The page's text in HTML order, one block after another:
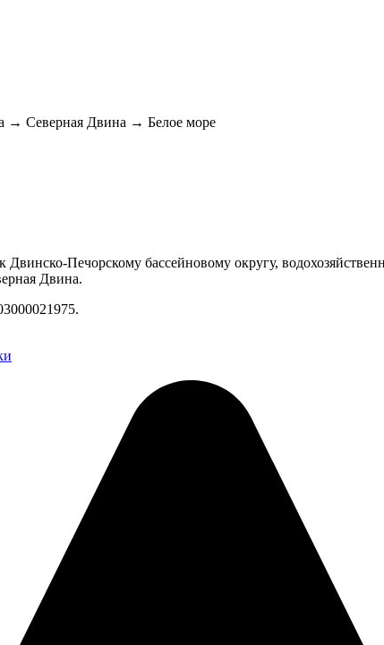
Северная Двина → Белое море
Двинско-Печорскому бассейновому округу,
Двина.